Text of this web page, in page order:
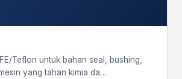
Teflon untuk bahan seal, bushing,
yang tahan kimia da…